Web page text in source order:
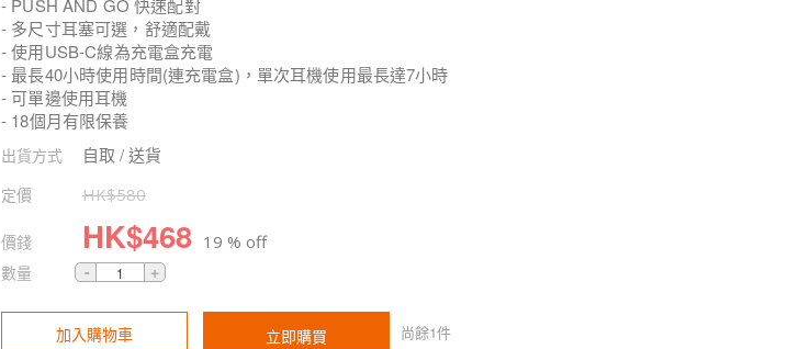
- PUSH AND GO 快速配對
- 多尺寸耳塞可選，舒適配戴
- 使用USB-C線為充電盒充電
- 最長40小時使用時間(連充電盒)，單次耳機使用最長達7小時
- 可單邊使用耳機
- 18個月有限保養
出貨方式 自取 / 送貨
定價 HK$580
價錢 HK$468 19 % off
數量
加入購物車 立即購買 尚餘1件